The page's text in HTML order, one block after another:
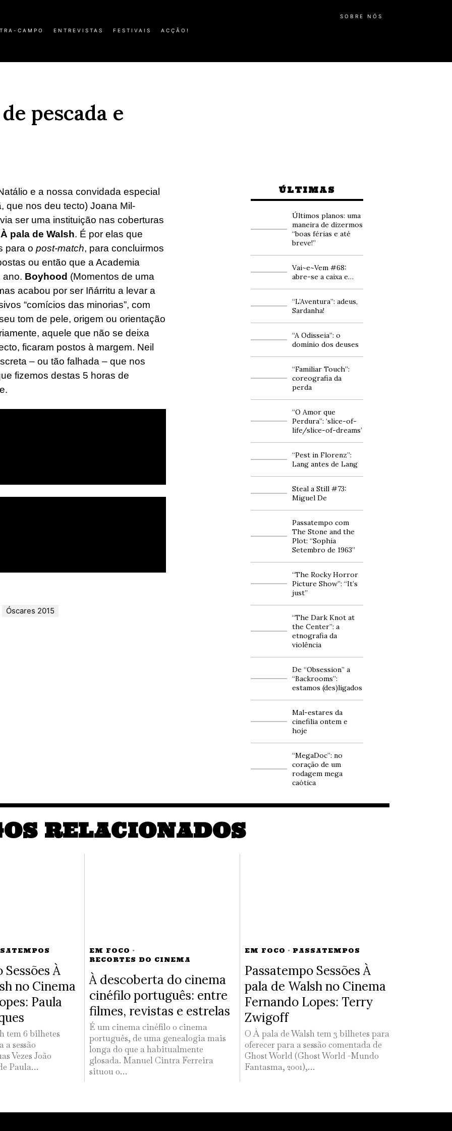
CAMPO ENTREVISTAS FESTIVAIS ACÇÃO!
SOBRE NÓS
pescada e
e a nossa convidada especial
que nos deu tecto) Joana Mil-
ser uma instituição nas coberturas
À pala de Walsh. É por elas que
para o post-match, para concluirmos
ou então que a Academia
ano. Boyhood (Momentos de uma
acabou por ser Iñárritu a levar a
“comícios das minorias”, com
tom de pele, origem ou orientação
aquele que não se deixa
ficaram postos à margem. Neil
– ou tão falhada – que nos
fizemos destas 5 horas de
Óscares 2015
ÚLTIMAS
Últimos planos: uma
maneira de dizermos
“boas férias e até
breve!”
Vai~e~Vem #68:
abre-se a caixa e…
“L’Aventura”: adeus,
Sardanha!
“A Odisseia”: o
domínio dos deuses
“Familiar Touch”:
coreografia da
perda
“O Amor que
Perdura”: ‘slice-of-
life/slice-of-dreams’
“Pest in Florenz”:
Lang antes de Lang
Steal a Still #73:
Miguel De
Passatempo com
The Stone and the
Plot: “Sophia
Setembro de 1963”
“The Rocky Horror
Picture Show”: “It’s
just”
“The Dark Knot at
the Center”: a
etnografia da
violência
De “Obsession” a
“Backrooms”:
estamos (des)ligados
Mal-estares da
cinefilia ontem e
hoje
“MegaDoc”: no
coração de um
rodagem mega
caótica
RELACIONADOS
À
no Cinema
Paula
tem 6 bilhetes
a sessão
Vezes João
Paula…
EM FOCO ·
RECORTES DO CINEMA
À descoberta do cinema
cinéfilo português: entre
filmes, revistas e estrelas
É um cinema cinéfilo o cinema
português, de uma genealogia mais
longa do que a habitualmente
glosada. Manuel Cintra Ferreira
situou o…
EM FOCO · PASSATEMPOS
Passatempo Sessões À
pala de Walsh no Cinema
Fernando Lopes: Terry
Zwigoff
O À pala de Walsh tem 3 bilhetes para
oferecer para a sessão comentada de
Ghost World (Ghost World -Mundo
Fantasma, 2001),…